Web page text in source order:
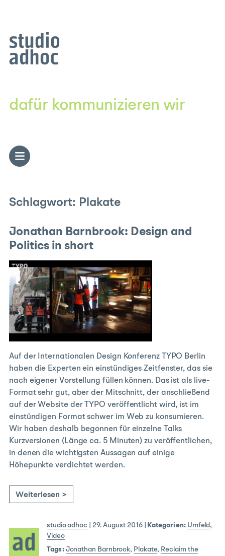
dafür kommunizieren wir
Schlagwort: Plakate
Jonathan Barnbrook: Design and
Politics in short
Auf der Internationalen Design Konferenz TYPO Berlin
haben die Experten ein einstündiges Zeitfenster, das sie
nach eigener Vorstellung füllen können. Das ist als live-
Format sehr gut, aber der Mitschnitt, der anschließend
auf der Website der TYPO veröffentlicht wird, ist im
einstündigen Format schwer im Web zu konsumieren.
Wir haben deshalb begonnen für einzelne Talks
Kurzversionen (Länge ca. 5 Minuten) zu veröffentlichen,
in denen die wichtigsten Aussagen auf einige
Höhepunkte verdichtet werden.
Weiterlesen >
studio adhoc 29. August 2016| Kategorien: Umfeld ,
Video
Tags: Jonathan Barnbrook, Plakate, Reclaim the